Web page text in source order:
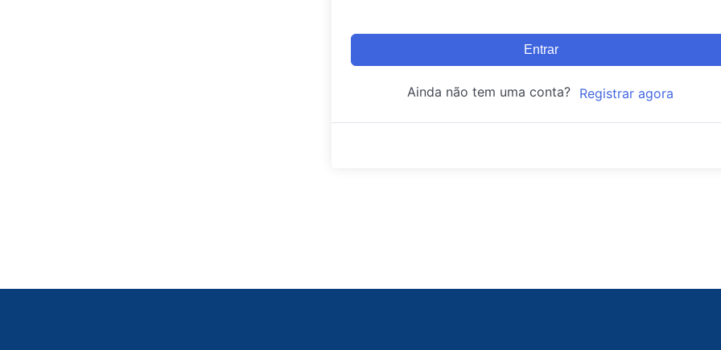
Entrar
Ainda não tem uma conta? Registrar agora